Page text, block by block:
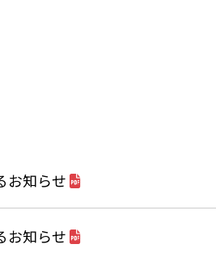
お知らせ
お知らせ